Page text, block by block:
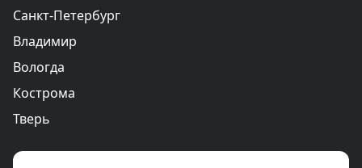
Санкт-Петербург
Владимир
Вологда
Кострома
Тверь